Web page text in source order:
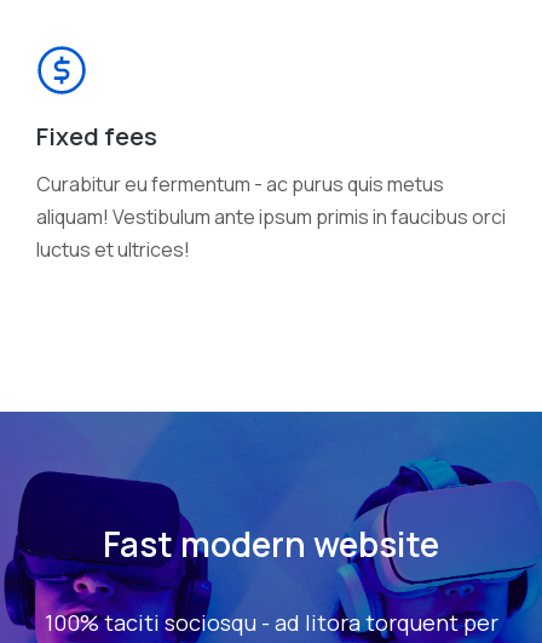
Fixed fees
Curabitur eu fermentum - ac purus quis metus
aliquam! Vestibulum ante ipsum primis in faucibus orci
luctus et ultrices!
Fast modern website
100% taciti sociosqu - ad litora torquent per